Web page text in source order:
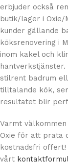
erbjuder också
butik/lager i Oxie/
kunder gällande
köksrenovering i
inom kakel och
stilrent badrum
tilltalande kök,
resultatet blir
Varmt
Oxie för att prata
kostnadsfri offert!
vårt